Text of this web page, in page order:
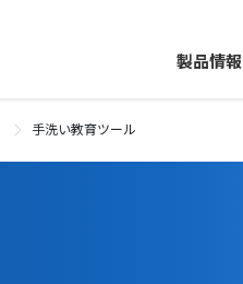
製品情報
手洗い教育ツール